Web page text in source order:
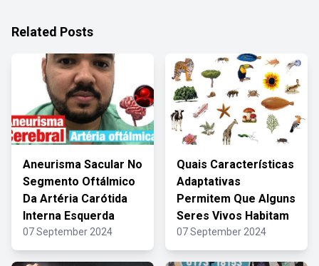
Related Posts
Aneurisma Sacular No
Segmento Oftálmico
Da Artéria Carótida
Interna Esquerda
07 September 2024
Quais Características
Adaptativas
Permitem Que Alguns
Seres Vivos Habitam
07 September 2024